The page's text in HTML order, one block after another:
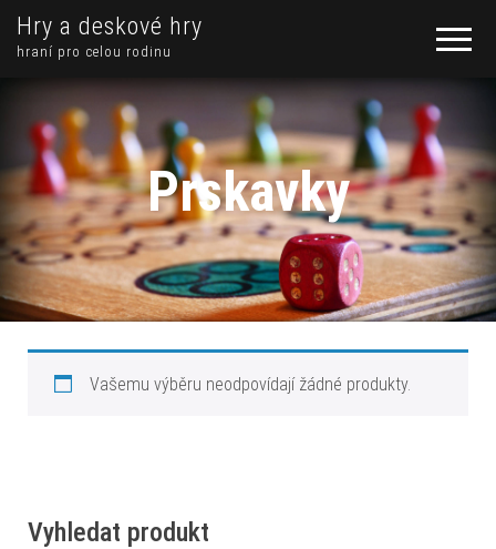
Hry a deskové hry
hraní pro celou rodinu
Prskavky
Vašemu výběru neodpovídají žádné produkty.
Vyhledat produkt